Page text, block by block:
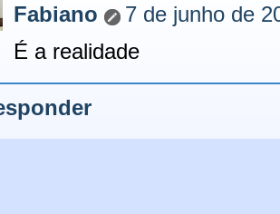
Fabiano
7 de junho de
É a realidade